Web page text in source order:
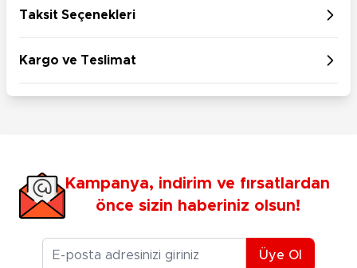
Taksit Seçenekleri
Kargo ve Teslimat
Kampanya, indirim ve fırsatlardan
önce sizin haberiniz olsun!
E-posta Adresiniz
Üye Ol